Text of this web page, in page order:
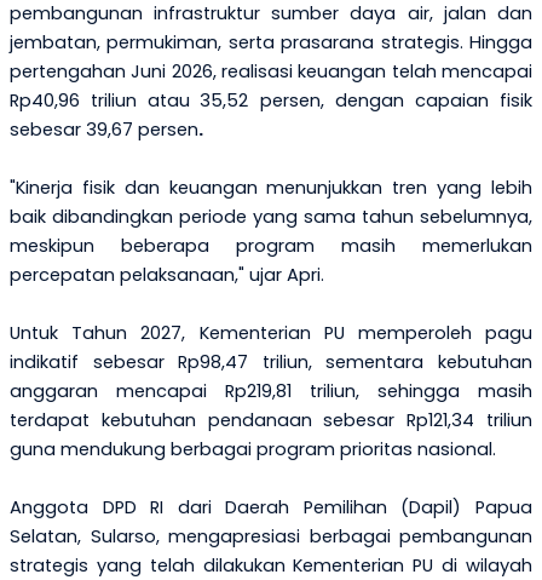
pembangunan infrastruktur sumber daya air, jalan dan
jembatan, permukiman, serta prasarana strategis. Hingga
pertengahan Juni 2026, realisasi keuangan telah mencapai
Rp40,96 triliun atau 35,52 persen, dengan capaian fisik
sebesar 39,67 persen.
"Kinerja fisik dan keuangan menunjukkan tren yang lebih
baik dibandingkan periode yang sama tahun sebelumnya,
meskipun beberapa program masih memerlukan
percepatan pelaksanaan," ujar Apri.
Untuk Tahun 2027, Kementerian PU memperoleh pagu
indikatif sebesarRp98,47 triliun, sementara kebutuhan
anggaran mencapai Rp219,81 triliun, sehingga masih
terdapat kebutuhan pendanaan sebesarRp121,34 triliun
guna mendukung berbagai program prioritas nasional.
Anggota DPD RI dariDaerah Pemilihan (Dapil)Papua
Selatan, Sularso, mengapresiasi berbagai pembangunan
strategis yang telah dilakukan Kementerian PU di wilayah